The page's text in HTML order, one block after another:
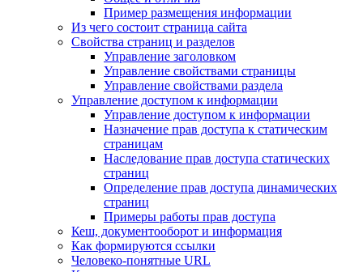
Пример размещения информации
Из чего состоит страница сайта
Свойства страниц и разделов
Управление заголовком
Управление свойствами страницы
Управление свойствами раздела
Управление доступом к информации
Управление доступом к информации
Назначение прав доступа к статическим
страницам
Наследование прав доступа статических
страниц
Определение прав доступа динамических
страниц
Примеры работы прав доступа
Кеш, документооборот и информация
Как формируются ссылки
Человеко-понятные URL